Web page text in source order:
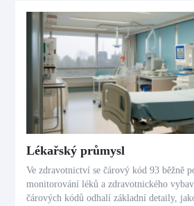
Lékařský průmysl
Ve zdravotnictví se čárový kód 93 běžně
monitorování léků a zdravotnického
čárových kódů odhalí základní detaily,